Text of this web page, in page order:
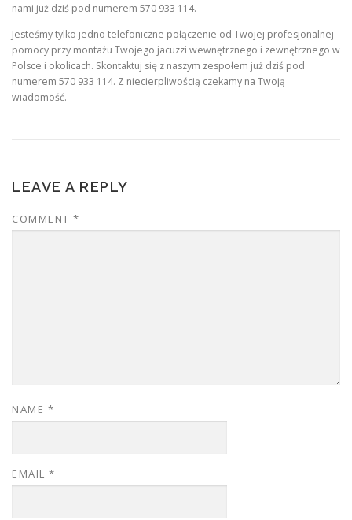
nami już dziś pod numerem 570 933 114.
Jesteśmy tylko jedno telefoniczne połączenie od Twojej profesjonalnej
pomocy przy montażu Twojego jacuzzi wewnętrznego i zewnętrznego w
Polsce i okolicach. Skontaktuj się z naszym zespołem już dziś pod
numerem 570 933 114. Z niecierpliwością czekamy na Twoją
wiadomość.
LEAVE A REPLY
COMMENT *
NAME *
EMAIL *